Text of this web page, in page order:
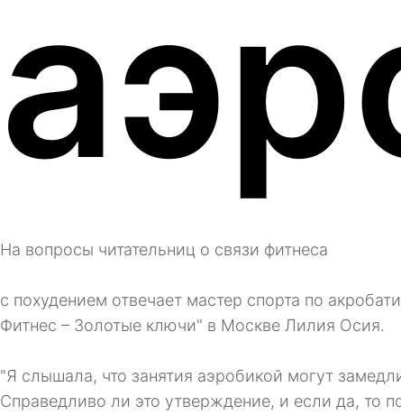
На вопросы читательниц о связи фитнеса
с похудением отвечает мастер спорта по
Фитнес – Золотые ключи" в Москве Лилия Осия.
"Я слышала, что занятия аэробикой могут
Справедливо ли это утверждение, и если да, то